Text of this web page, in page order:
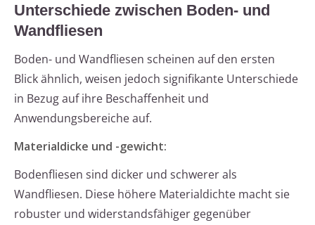
Unterschiede zwischen Boden- und
Wandfliesen
Boden- und Wandfliesen scheinen auf den ersten
Blick ähnlich, weisen jedoch signifikante Unterschiede
in Bezug auf ihre Beschaffenheit und
Anwendungsbereiche auf.
Materialdicke und -gewicht:
Bodenfliesen sind dicker und schwerer als
Wandfliesen. Diese höhere Materialdichte macht sie
robuster und widerstandsfähiger gegenüber